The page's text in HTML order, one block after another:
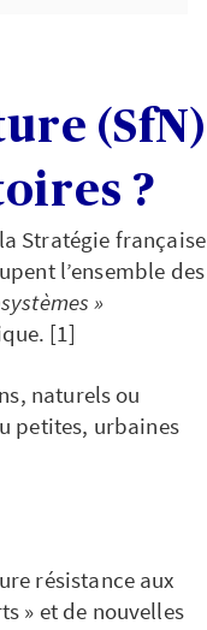
(SfN)
?
Stratégie française
l’ensemble des
»
[1]
naturels ou
petites, urbaines
résistance aux
» et de nouvelles